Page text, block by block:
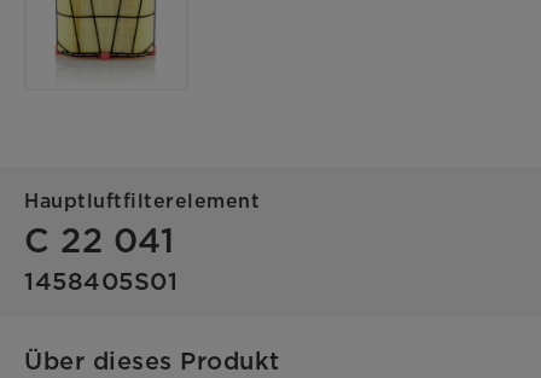
Hauptluftfilterelement
C 22 041
1458405S01
Über dieses Produkt